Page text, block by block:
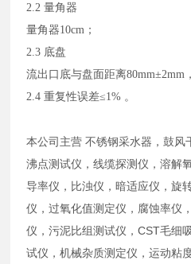
2.2 量角器
量角器10cm；
2.3 底盘
流出口底与盘面距离80mm±2mm
2.4 重复性误差≤1% 。
本公司主营 不锈钢采水器，鼓风
沸点测试仪，线缆探测仪，溶解
导率仪，比浊仪，暗适应仪，旋
仪，过氧化值测定仪，腐蚀率仪
仪，污泥比组测试仪，CST毛细
试仪，机械杂质测定仪，运动粘